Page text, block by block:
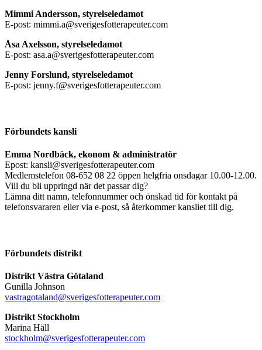
Mimmi Andersson, styrelseledamot
E-post: mimmi.a@sverigesfotterapeuter.com
Åsa Axelsson, styrelseledamot
E-post: asa.a@sverigesfotterapeuter.com
Jenny Forslund, styrelseledamot
E-post: jenny.f@sverigesfotterapeuter.com
Förbundets kansli
Emma Nordbäck, ekonom & administratör
Epost: kansli@sverigesfotterapeuter.com
Medlemstelefon 08-652 08 22 öppen helgfria onsdagar 10.00-12.00.
Vill du bli uppringd när det passar dig?
Lämna ditt namn, telefonnummer och önskad tid för kontakt på
telefonsvararen eller via e-post, så återkommer kansliet till dig.
Förbundets distrikt
Distrikt Västra Götaland
Gunilla Johnson
vastragotaland@sverigesfotterapeuter.com
Distrikt Stockholm
Marina Häll
stockholm@sverigesfotterapeuter.com